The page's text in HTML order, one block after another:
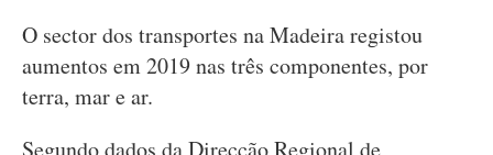
O sector dos transportes na Madeira registou
aumentos em 2019 nas três componentes, por
terra, mar e ar.
Segundo dados da Direcção Regional de